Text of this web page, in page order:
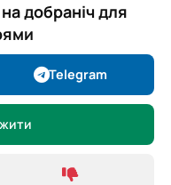
добраніч для
Telegram